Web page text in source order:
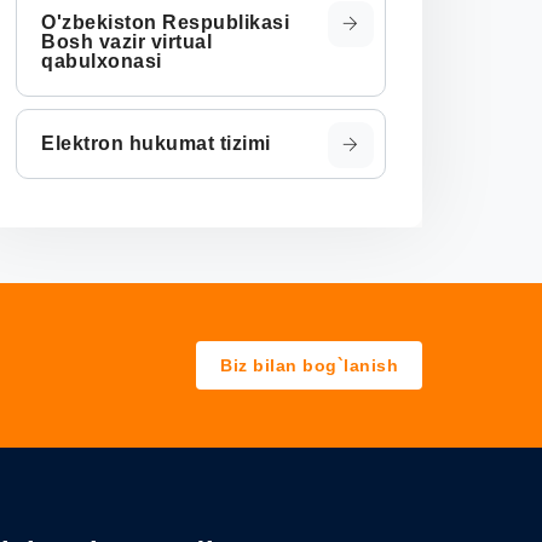
O'zbekiston Respublikasi
Bosh vazir virtual
qabulxonasi
Elektron hukumat tizimi
Biz bilan bog`lanish